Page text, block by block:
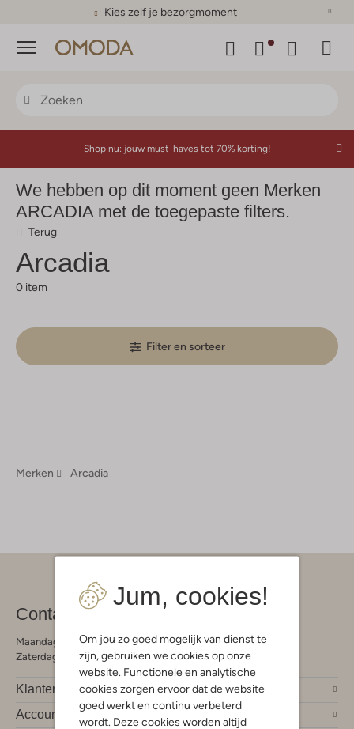
Kies zelf je bezorgmoment
Menu
Jum, cookies!
Om jou zo goed mogelijk van dienst te
zijn, gebruiken we cookies op onze
website. Functionele en analytische
cookies zorgen ervoor dat de website
goed werkt en continu verbeterd
wordt. Deze cookies worden altijd
Shop nu: jouw must-haves tot 70% korting!
We hebben op dit moment geen Merken
ARCADIA met de toegepaste filters.
Terug
Arcadia
0 item
Filter en sorteer
Merken Arcadia
Contact
Maandag - Vrijdag 09:00 - 19:00 uur
Zaterdag 09:00 - 17:00 uur
Klantendienst
Account